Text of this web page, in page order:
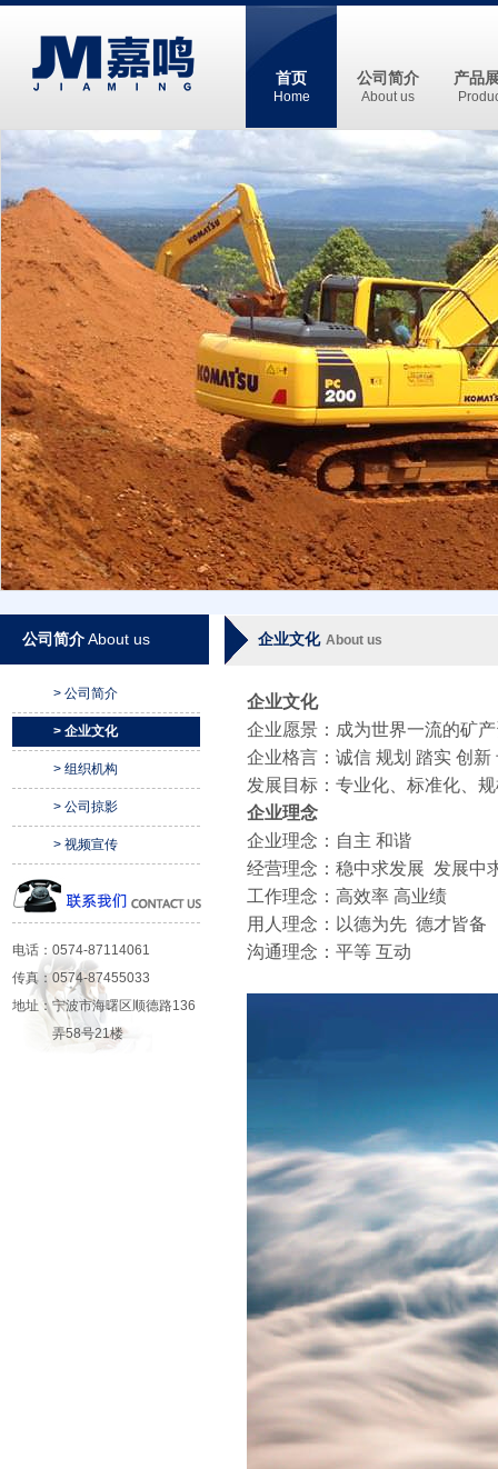
首页
Home
公司简介
About us
产品
公司简介About us
> 公司简介
> 企业文化
> 组织机构
> 公司掠影
> 视频宣传
电话：0574-87114061
传真：0574-87455033
地址：宁波市海曙区顺德路136
弄58号21楼
企业文化 About us
企业文化
企业愿景：成为世界一流的矿
企业格言：诚信 规划 踏实 创新
发展目标：专业化、标准化、
企业理念
企业理念：自主 和谐
经营理念：稳中求发展 发展中
工作理念：高效率 高业绩
用人理念：以德为先 德才皆备
沟通理念：平等 互动